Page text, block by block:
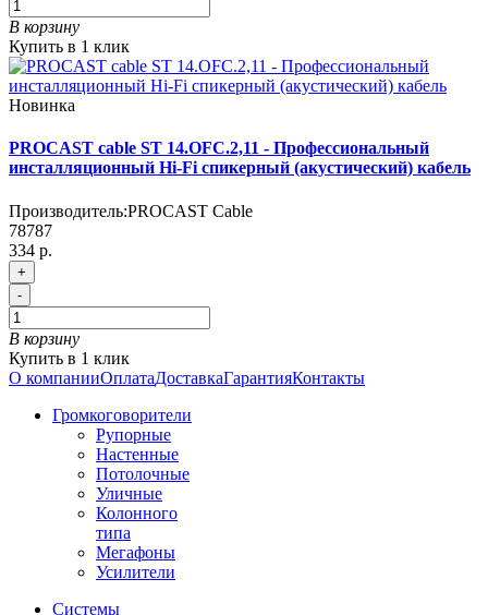
В корзину
Купить в 1 клик
Новинка
PROCAST cable ST 14.OFC.2,11 - Профессиональный
инсталляционный Hi-Fi спикерный (акустический) кабель
Производитель:PROCAST Cable
78787
334 р.
+
-
В корзину
Купить в 1 клик
О компанииОплатаДоставкаГарантияКонтакты
Громкоговорители
Рупорные
Настенные
Потолочные
Уличные
Колонного
типа
Мегафоны
Усилители
Системы